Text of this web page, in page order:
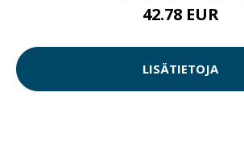
42.78 EUR
LISÄTIETOJA